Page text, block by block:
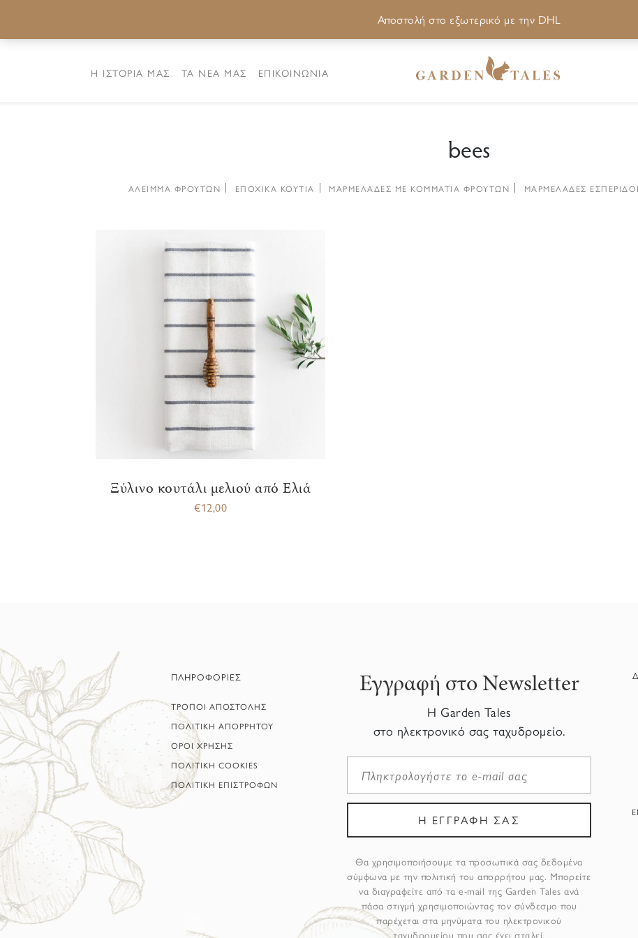
Η ΙΣΤΟΡΙΑ ΜΑΣ ΤΑ ΝΕΑ ΜΑΣ ΕΠΙΚΟΙΝΩΝΙΑ
Ξύλινο κουτάλι μελιού από Ελιά
€12,00
bees
ΑΛΕΙΜΜΑ ΦΡΟΥΤΩΝ ΕΠΟΧΙΚΑ ΚΟΥΤΙΑ ΜΑΡΜΕΛΑΔΕΣ ΜΕ ΚΟΜΜΑΤΙΑ ΦΡΟΥΤΩΝ ΜΑΡΜΕΛΑΔΕΣ
ΠΛΗΡΟΦΟΡΙΕΣ
ΤΡΟΠΟΙ ΑΠΟΣΤΟΛΗΣ
ΠΟΛΙΤΙΚΗ ΑΠΟΡΡΗΤΟΥ
ΟΡΟΙ ΧΡΗΣΗΣ
ΠΟΛΙΤΙΚΗ COOKIES
ΠΟΛΙΤΙΚΗ ΕΠΙΣΤΡΟΦΩΝ
Εγγραφή στο Newsletter
Η Garden Tales
στο ηλεκτρονικό σας ταχυδρομείο.
Θα χρησιμοποιήσουμε τα προσωπικά σας δεδομένα
σύμφωνα με την πολιτική του απορρήτου μας. Μπορείτε
να διαγραφείτε από τα e-mail της Garden Tales ανά
πάσα στιγμή χρησιμοποιώντας τον σύνδεσμο που
παρέχεται στα μηνύματα του ηλεκτρονικού
ταχυδρομείου που σας έχει σταλεί.
Αποστολή στο εξωτερικό με την DHL